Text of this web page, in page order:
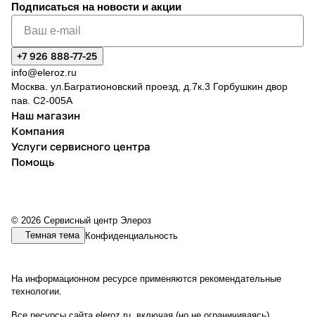
Подписаться на новости и акции
+7 926 888-77-25
info@eleroz.ru
Москва. ул.Багратионовский проезд, д.7к.3 Горбушкин двор
пав. C2-005A
Наш магазин
Компания
Услуги сервисного центра
Помощь
© 2026 Сервисный центр Элероз
Темная тема Конфиденциальность
На информационном ресурсе применяются рекомендательные
технологии.